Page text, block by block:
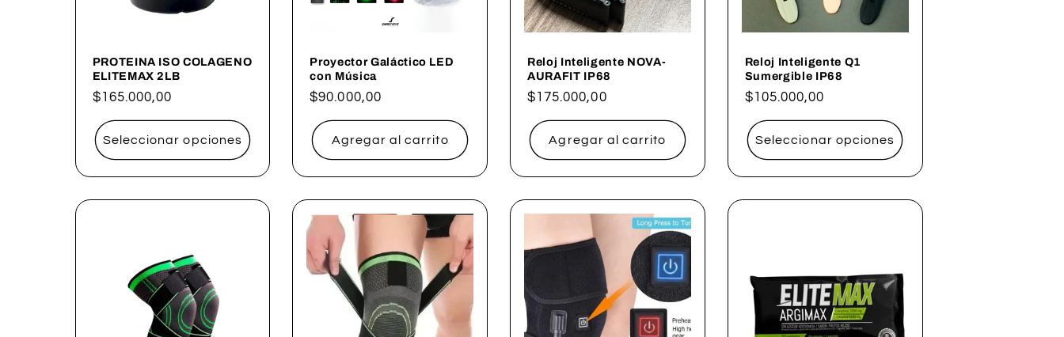
PROTEINA ISO COLAGENO
ELITEMAX 2LB
Precio
$165.000,00
Seleccionar opciones
Proyector Galáctico LED
con Música
Precio
$90.000,00
Agregar al carrito
Reloj Inteligente NOVA-
AURAFIT IP68
Precio
$175.000,00
Agregar al carrito
Reloj Inteligente Q1
Sumergible IP68
Precio
$105.000,00
Seleccionar opciones